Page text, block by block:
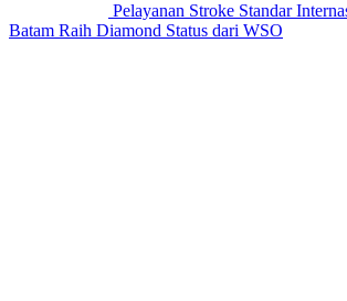
Pelayanan Stroke Standar
Batam Raih Diamond Status dari WSO